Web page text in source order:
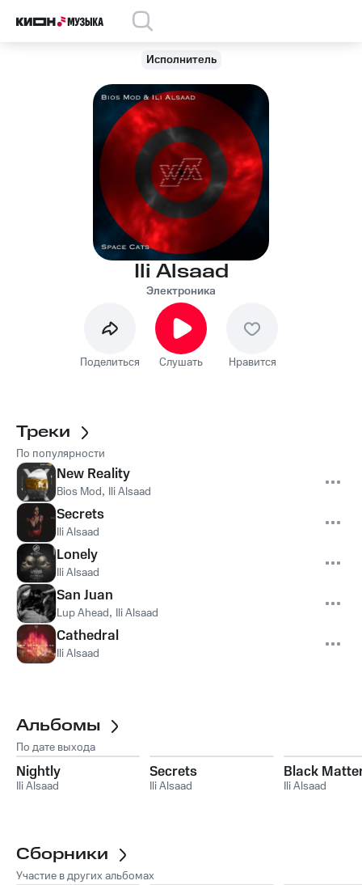
Исполнитель
Ili Alsaad
Электроника
Поделиться Слушать Нравится
Треки
По популярности
New Reality
Bios Mod, Ili Alsaad
Secrets
Ili Alsaad
Lonely
Ili Alsaad
San Juan
Lup Ahead, Ili Alsaad
Cathedral
Ili Alsaad
Альбомы
По дате выхода
Nightly
Ili Alsaad
Secrets
Ili Alsaad
Black
Ili Alsaad
Сборники
Участие в других альбомах